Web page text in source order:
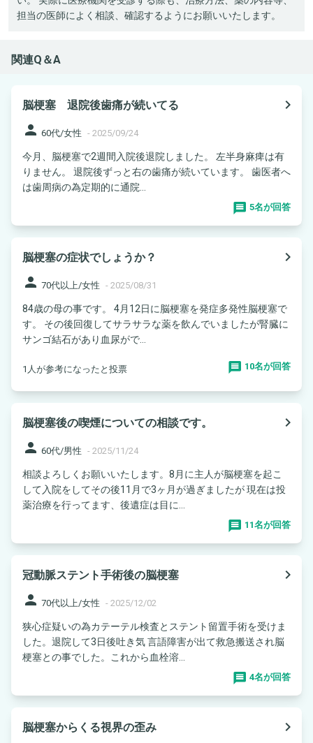
担当の医師によく相談、確認するようにお願いいたします。
関連Q＆A
脳梗塞 退院後歯痛が続いてる
navigate_next
person 60代/女性 - 2025/09/24
今月、脳梗塞で2週間入院後退院しました。 左半身麻痺は有
りません。 退院後ずっと右の歯痛が続いています。 歯医者へ
は歯周病の為定期的に通院...
5名が回答
脳梗塞の症状でしょうか？
navigate_next
person 70代以上/女性 - 2025/08/31
84歳の母の事です。 4月12日に脳梗塞を発症多発性脳梗塞で
す。 その後回復してサラサラな薬を飲んでいましたが腎臓に
サンゴ結石があり血尿がで...
1人が参考になったと投票 10名が回答
脳梗塞後の喫煙についての相談です。
navigate_next
person 60代/男性 - 2025/11/24
相談よろしくお願いいたします。8月に主人が脳梗塞を起こ
して入院をしてその後11月で3ヶ月が過ぎましたが 現在は投
薬治療を行ってます、後遺症は目に...
11名が回答
冠動脈ステント手術後の脳梗塞
navigate_next
person 70代以上/女性 - 2025/12/02
狭心症疑いの為カテーテル検査とステント留置手術を受けま
した。退院して3日後吐き気 言語障害が出て救急搬送され脳
梗塞との事でした。これから血栓溶...
4名が回答
脳梗塞からくる視界の歪み navigate_next